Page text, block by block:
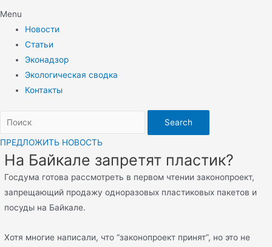
Menu
Новости
Статьи
Эконадзор
Экологическая сводка
Контакты
Search
ПРЕДЛОЖИТЬ НОВОСТЬ
На Байкале запретят пластик?
Госдума готова рассмотреть в первом чтении законопроект,
запрещающий продажу одноразовых пластиковых пакетов и
посуды на Байкале.
Хотя многие написали, что “законопроект принят”, но это не